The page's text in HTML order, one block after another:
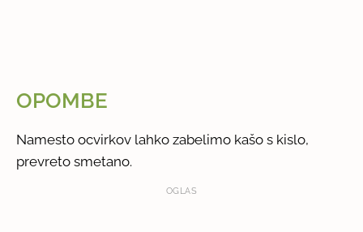
OPOMBE
Namesto ocvirkov lahko zabelimo kašo s kislo,
prevreto smetano.
OGLAS